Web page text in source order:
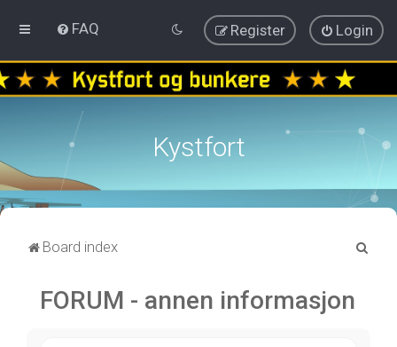
FAQ Login
Register
Kystfort
Board index
FORUM - annen informasjon